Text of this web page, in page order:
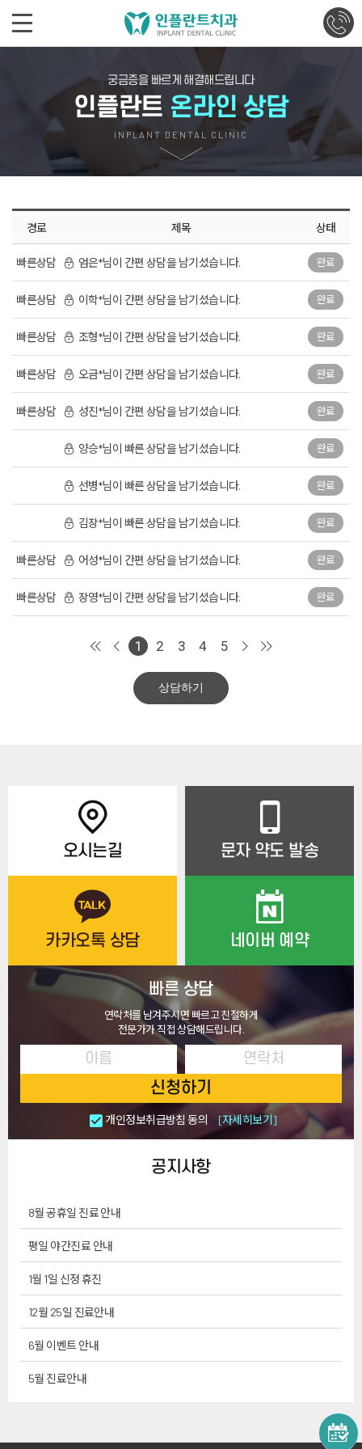
궁금증을 빠르게 해결해드립니다
인플란트 온라인 상담
INPLANT DENTAL CLINIC
경로 제목 상태
빠른상담 엄은*님이 간편 상담을 남기셨습니다. 완료
빠른상담 이학*님이 간편 상담을 남기셨습니다. 완료
빠른상담 조형*님이 간편 상담을 남기셨습니다. 완료
빠른상담 오금*님이 간편 상담을 남기셨습니다. 완료
빠른상담 성진*님이 간편 상담을 남기셨습니다. 완료
양승*님이 빠른 상담을 남기셨습니다. 완료
선병*님이 빠른 상담을 남기셨습니다. 완료
김장*님이 빠른 상담을 남기셨습니다. 완료
빠른상담 어성*님이 간편 상담을 남기셨습니다. 완료
빠른상담 장영*님이 간편 상담을 남기셨습니다. 완료
1 2 3 4 5
상담하기
공지사항
8월 공휴일 진료 안내
평일 야간진료 안내
1월 1일 신정 휴진
12월 25일 진료안내
6월 이벤트 안내
5월 진료안내
오시는길 문자 약도 발송
카카오톡 상담 네이버 예약
빠른 상담
연락처를 남겨주시면 빠르고 친절하게
전문가가 직접 상담해드립니다.
신청하기
개인정보취급방침 동의 [자세히보기]